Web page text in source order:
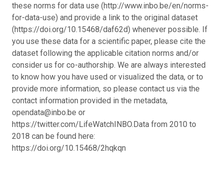
these norms for data use (http://www.inbo.be/en/norms-
for-data-use) and provide a link to the original dataset
(https://doi.org/10.15468/daf62d) whenever possible. If
you use these data for a scientific paper, please cite the
dataset following the applicable citation norms and/or
consider us for co-authorship. We are always interested
to know how you have used or visualized the data, or to
provide more information, so please contact us via the
contact information provided in the metadata,
opendata@inbo.be or
https://twitter.com/LifeWatchINBO.Data from 2010 to
2018 can be found here:
https://doi.org/10.15468/2hqkqn